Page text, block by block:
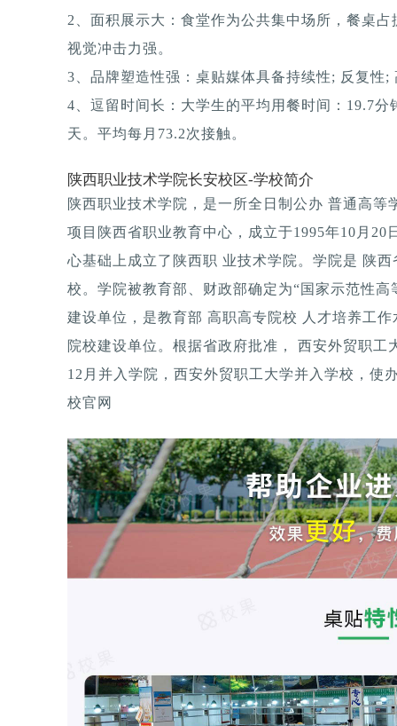
2、面积展示大：食堂作为公共集中场所，餐桌
视觉冲击力强。
3、品牌塑造性强：桌贴媒体具备持续性; 反复性;
4、逗留时间长：大学生的平均用餐时间：19.7
天。平均每月73.2次接触。
陕西职业技术学院长安校区-学校简介
陕西职业技术学院，是一所全日制公办 普通高等
项目陕西省职业教育中心，成立于1995年10月20
心基础上成立了陕西职 业技术学院。学院是 陕
校。学院被教育部、财政部确定为“国家示范性
建设单位，是教育部 高职高专院校 人才培养工
院校建设单位。根据省政府批准， 西安外贸职工
12月并入学院，西安外贸职工大学并入学校，使
校官网